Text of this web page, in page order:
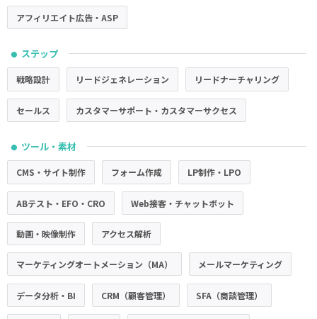
アフィリエイト広告・ASP
● ステップ
戦略設計 リードジェネレーション リードナーチャリング
セールス カスタマーサポート・カスタマーサクセス
● ツール・素材
CMS・サイト制作 フォーム作成 LP制作・LPO
ABテスト・EFO・CRO Web接客・チャットボット
動画・映像制作 アクセス解析
マーケティングオートメーション（MA） メールマーケティング
データ分析・BI CRM（顧客管理） SFA（商談管理）